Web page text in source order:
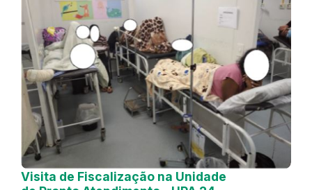
Visita de Fiscalização na Unidade